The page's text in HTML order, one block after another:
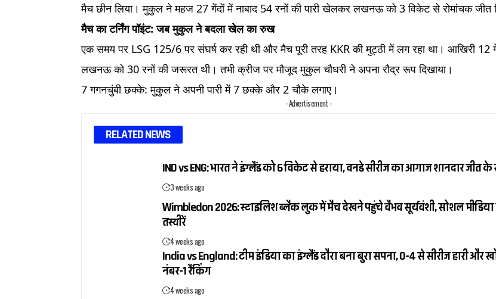
मैच छीन लिया। मुकुल ने महज 27 गेंदों में नाबाद 54 रनों की पारी खेलकर लखनऊ को 3 विकेट से रोमांचक जीत
मैच का टर्निंग पॉइंट: जब मुकुल ने बदला खेल का रुख
एक समय पर LSG 125/6 पर संघर्ष कर रही थी और मैच पूरी तरह KKR की मुट्ठी में लग रहा था। आखिरी 12
लखनऊ को 30 रनों की जरूरत थी। तभी क्रीज पर मौजूद मुकुल चौधरी ने अपना रौद्र रूप दिखाया।
7 गगनचुंबी छक्के: मुकुल ने अपनी पारी में 7 छक्के और 2 चौके लगाए।
- Advertisement -
RELATED NEWS
IND vs ENG: भारत ने इंग्लैंड को 6 विकेट से हराया, वनडे सीरीज का आगाज शानदार जीत
3 weeks ago
Wimbledon 2026: स्टाइलिश ब्लैक लुक में मैच देखने पहुंचे वैभव सूर्यवंशी, सोशल मीडिया
तस्वीरें
4 weeks ago
India vs England: टीम इंडिया का इंग्लैंड दौरा बना बुरा सपना, 0-4 से सीरीज हारी और
नंबर-1 रैंकिंग
4 weeks ago